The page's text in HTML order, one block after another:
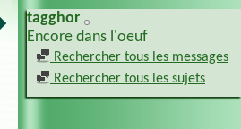
tagghor
Encore dans l'oeuf
Rechercher tous les messages
Rechercher tous les sujets